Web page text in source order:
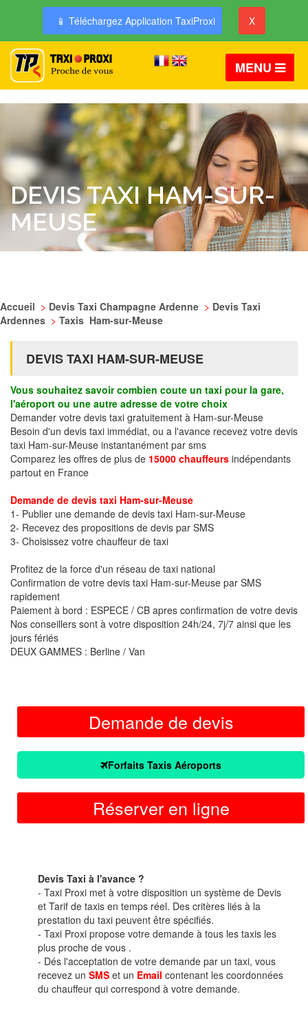
📱 Téléchargez Application TaxiProxi X
MENU
DEVIS TAXI HAM-SUR-
MEUSE
Accueil > Devis Taxi Champagne Ardenne > Devis Taxi
Ardennes > Taxis Ham-sur-Meuse
DEVIS TAXI HAM-SUR-MEUSE
Vous souhaitez savoir combien coute un taxi pour la gare,
l'aéroport ou une autre adresse de votre choix
Demander votre devis taxi gratuitement à Ham-sur-Meuse
Besoin d'un devis taxi immédiat, ou a l'avance recevez votre devis
taxi Ham-sur-Meuse instantanément par sms
Comparez les offres de plus de 15000 chauffeurs indépendants
partout en France
Demande de devis taxi Ham-sur-Meuse
1- Publier une demande de devis taxi Ham-sur-Meuse
2- Recevez des propositions de devis par SMS
3- Choisissez votre chauffeur de taxi
Profitez de la force d'un réseau de taxi national
Confirmation de votre devis taxi Ham-sur-Meuse par SMS
rapidement
Paiement à bord : ESPECE / CB apres confirmation de votre devis
Nos conseillers sont à votre disposition 24h/24, 7j/7 ainsi que les
jours fériés
DEUX GAMMES : Berline / Van
Demande de devis
Forfaits Taxis Aéroports
Réserver en ligne
Devis Taxi à l'avance ?
- Taxi Proxi met à votre disposition un système de Devis
et Tarif de taxis en temps réel. Des critères liés à la
prestation du taxi peuvent être spécifiés.
- Taxi Proxi propose votre demande à tous les taxis les
plus proche de vous .
- Dés l'acceptation de votre demande par un taxi, vous
recevez un SMS et un Email contenant les coordonnées
du chauffeur qui correspond à votre demande.